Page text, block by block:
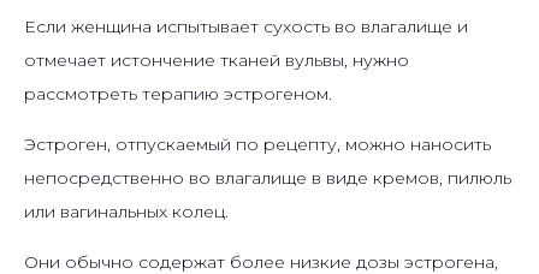
Если женщина испытывает сухость во влагалище и
отмечает истончение тканей вульвы, нужно
рассмотреть терапию эстрогеном.
Эстроген, отпускаемый по рецепту, можно наносить
непосредственно во влагалище в виде кремов, пилюль
или вагинальных колец.
Они обычно содержат более низкие дозы эстрогена,